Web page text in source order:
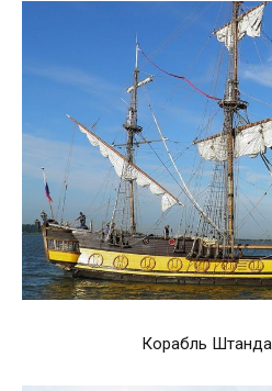
Корабль